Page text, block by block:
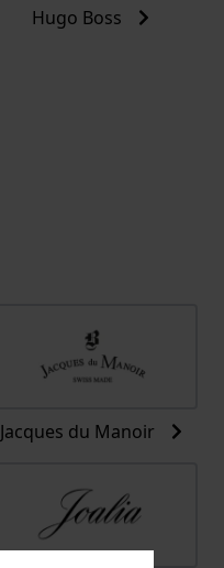
Hugo Boss
Jacques du Manoir